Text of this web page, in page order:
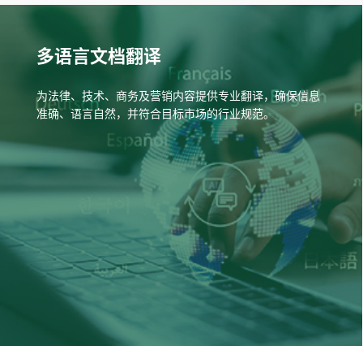
多语言文档翻译
为法律、技术、商务及营销内容提供专业翻译，确保信息
准确、语言自然，并符合目标市场的行业规范。